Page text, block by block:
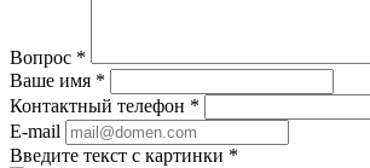
Вопрос *
Ваше имя *
Контактный телефон *
E-mail
Введите текст с картинки *